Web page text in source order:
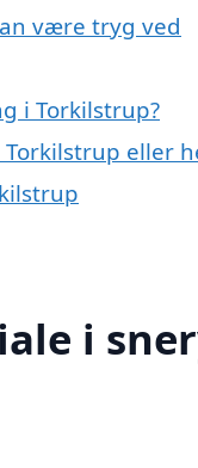
være tryg ved
i Torkilstrup?
eller
i